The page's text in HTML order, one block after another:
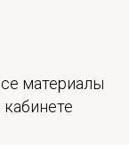
материалы